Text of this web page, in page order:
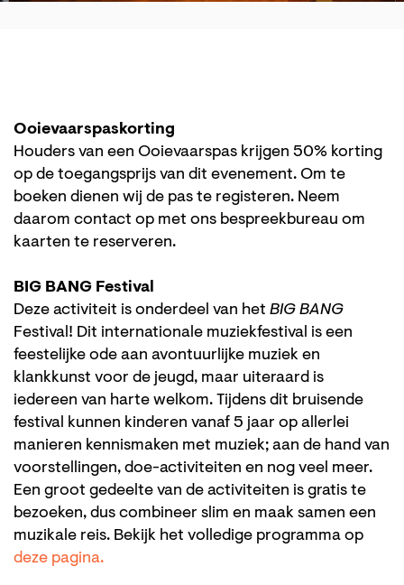
Ooievaarspaskorting
Houders van een Ooievaarspas krijgen 50% korting
op de toegangsprijs van dit evenement. Om te
boeken dienen wij de pas te registeren. Neem
daarom contact op met ons bespreekbureau om
kaarten te reserveren.
BIG BANG Festival
Deze activiteit is onderdeel van het BIG BANG
Festival! Dit internationale muziekfestival is een
feestelijke ode aan avontuurlijke muziek en
klankkunst voor de jeugd, maar uiteraard is
iedereen van harte welkom. Tijdens dit bruisende
festival kunnen kinderen vanaf 5 jaar op allerlei
manieren kennismaken met muziek; aan de hand van
voorstellingen, doe-activiteiten en nog veel meer.
Een groot gedeelte van de activiteiten is gratis te
bezoeken, dus combineer slim en maak samen een
muzikale reis. Bekijk het volledige programma op
deze pagina.